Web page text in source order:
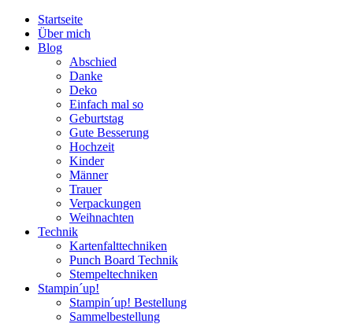
Startseite
Über mich
Blog
Abschied
Danke
Deko
Einfach mal so
Geburtstag
Gute Besserung
Hochzeit
Kinder
Männer
Trauer
Verpackungen
Weihnachten
Technik
Kartenfalttechniken
Punch Board Technik
Stempeltechniken
Stampin´up!
Stampin´up! Bestellung
Sammelbestellung